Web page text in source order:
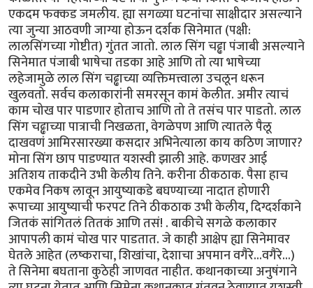
एकदम फक्कड जमलीय. ह्या सगळ्या घटनांचा साक्षीदार असल्याने
त्या जुन्या आठवणी जाग्या होऊन दर्शक सिनेमात (पक्षी:
लालसिंगच्या गोष्टीत) गुंतत जातो. लाल सिंग चढ्ढा पंजाबी असल्याने
सिनेमात पंजाबी भाषेचा तडका आहे आणि तो त्या भाषेच्या
लहेजामुळे लाल सिंग चढ्ढाच्या व्यक्तिमत्त्वाला उचलून धरून
खुलवतो. सर्वच कलाकारांनी समरसून कामं केलीत. अमीर त्याचं
काम चोख पार पाडणार होताच आणि तो ते तसंच पार पाडतो. लाल
सिंग चढ्ढाच्या पात्राची निखळता, वेगळेपण आणि त्यातले पैलू
दाखवणं आमिरसारख्या कसदार अभिनेत्याला काय कठिण जाणार?
मोना सिंग छाप पाडण्यात यशस्वी झाली आहे. कणखर आई
अतिशय ताकदीने उभी केलीय तिने. करीना ठीकठाक. पैसा हाच
एकमेव निकष लावून आयुष्याकडे बघण्याच्या नादात होणारी
रूपाच्या आयुष्याची फरपट तिने ठीकठाक उभी केलीय, दिग्दर्शकाने
जितकं सांगितलं तितकं आणि तसं! . बाकीचे सगळे कलाकार
आपापली कामं चोख पार पाडतात. जे काही आक्षेप ह्या सिनेमावर
घेतले आहेत (लष्कराचा, शिखांचा, देशाचा अपमान वगैरे...वगैरे...)
ते सिनेमा बघताना कुठेही जाणवत नाहीत. कथानकाच्या अनुषंगाने